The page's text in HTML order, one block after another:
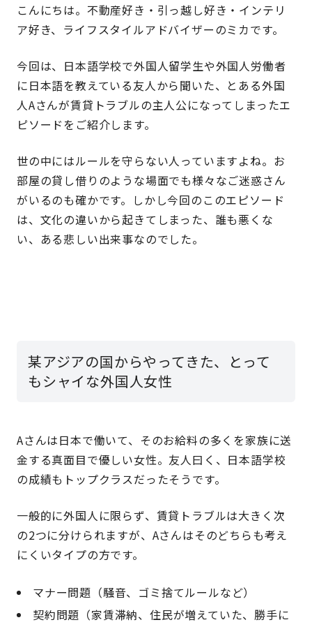
こんにちは。不動産好き・引っ越し好き・インテリ
ア好き、ライフスタイルアドバイザーのミカです。
今回は、日本語学校で外国人留学生や外国人労働者
に日本語を教えている友人から聞いた、とある外国
人Aさんが賃貸トラブルの主人公になってしまったエ
ピソードをご紹介します。
世の中にはルールを守らない人っていますよね。お
部屋の貸し借りのような場面でも様々なご迷惑さん
がいるのも確かです。しかし今回のこのエピソード
は、文化の違いから起きてしまった、誰も悪くな
い、ある悲しい出来事なのでした。
某アジアの国からやってきた、とって
もシャイな外国人女性
Aさんは日本で働いて、そのお給料の多くを家族に送
金する真面目で優しい女性。友人曰く、日本語学校
の成績もトップクラスだったそうです。
一般的に外国人に限らず、賃貸トラブルは大きく次
の2つに分けられますが、Aさんはそのどちらも考え
にくいタイプの方です。
マナー問題（騒音、ゴミ捨てルールなど）
契約問題（家賃滞納、住民が増えていた、勝手に